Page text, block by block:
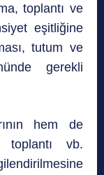
toplantı ve
eşitliğine
tutum ve
gerekli
hem de
toplantı vb.